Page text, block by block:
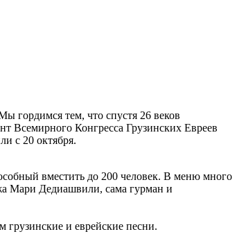
гордимся тем, что спустя 26 веков
Всемирного Конгресса Грузинских Евреев
с 20 октября.
вместить до 200 человек. В меню много
Мари Дедиашвили, сама гурман и
и еврейские песни.